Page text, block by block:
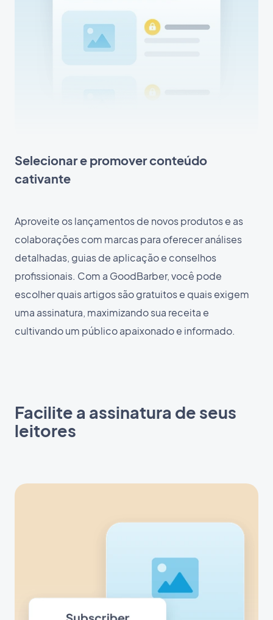
Selecionar e promover conteúdo
cativante
Aproveite os lançamentos de novos produtos e as
colaborações com marcas para oferecer análises
detalhadas, guias de aplicação e conselhos
profissionais. Com a GoodBarber, você pode
escolher quais artigos são gratuitos e quais exigem
uma assinatura, maximizando sua receita e
cultivando um público apaixonado e informado.
Facilite a assinatura de seus
leitores